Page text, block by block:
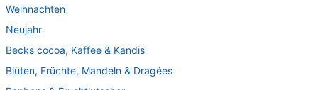
Weihnachten
Neujahr
Becks cocoa, Kaffee & Kandis
Blüten, Früchte, Mandeln & Dragées